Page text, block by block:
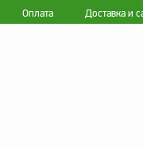
Оплата Доставка и